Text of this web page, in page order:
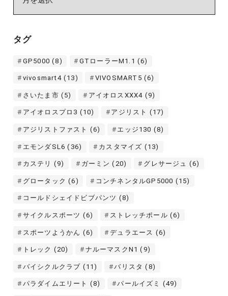
ブ
タグ
GP5000 (8) GTローラーM1.1 (6)
vivosmart4(13) VIVOSMART5 (6)
さいたま市 (5) アイオロスXXX4 (9)
アイオロスプロ3 (10) アジリスト (17)
アジリストファスト (6) エッジ130 (8)
エモンダSL6 (36) カスタマイズ (13)
カステリ (9) ガーミン (20) グレサージュ (6)
グロータック (6) コンチネンタルGP5000 (15)
コールドシェイドビブパンツ (8)
サイクルスポーツ (6) ストレッチポール (6)
スポーツようかん (6) デュラエース (6)
トレック (20) ナルーマスクN1 (9)
バイシクルクラブ (11) バリスタ (8)
パラダイムエリート (8) パールイズミ (49)